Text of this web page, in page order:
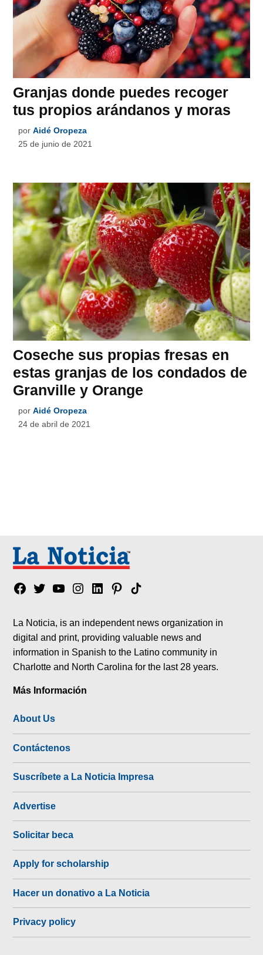
Granjas donde puedes recoger
tus propios arándanos y moras
por Aidé Oropeza
25 de junio de 2021
Coseche sus propias fresas en
estas granjas de los condados de
Granville y Orange
por Aidé Oropeza
24 de abril de 2021
Facebook
TwitterYouTubeInstagram
LinkedinPinterest
Tik
La Noticia, is an independent news organization in
digital and print, providing valuable news and
information in Spanish to the Latino community in
Charlotte and North Carolina for the last 28 years.
Más Información
About Us
Contáctenos
Suscríbete a La Noticia Impresa
Advertise
Solicitar beca
Apply for scholarship
Hacer un donativo a La Noticia
Privacy policy